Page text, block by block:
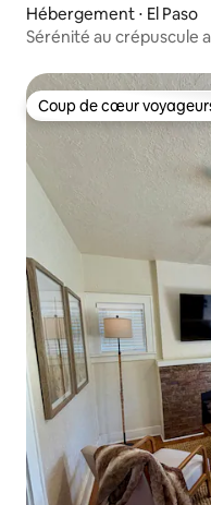
Hébergement ⋅ El Paso
Sérénité au crépuscule
Coup de cœur
Coup de cœur